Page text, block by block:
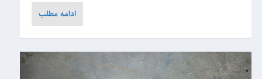
ادامه مطلب